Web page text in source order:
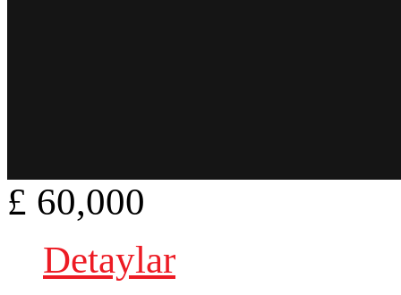
£ 60,000
Detaylar